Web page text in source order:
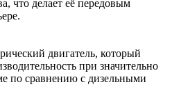
что делает её передовым
двигатель, который
при значительно
по сравнению с дизельными